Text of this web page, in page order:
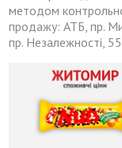
методом
продажу: АТБ, пр.
пр. Незалежності,